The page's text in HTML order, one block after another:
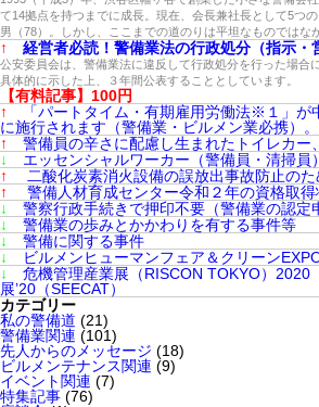
て14拠点を持つまでに成長。現在、会長兼社長として5つ
男（78）。しかし、ここまでの道のりは平坦なものではな
↑ 経営者必読！警備業法の行政処分（指示・
公安委員会は、警備業法に違反して行政処分を行った場合
具体的に示した上、３年間公表することとしています。
【有料記事】100円
↑
「パートタイム・有期雇用労働法※１」が
に施行されます（警備業・ビルメン業必携）。
↑
警備員の辛さに配慮し生まれたトイレカー
↓
エッセンシャルワーカー（警備員・清掃員
↑
二酸化炭素消火設備の誤放出事故防止のた
↑
警備人材育成センター令和２年の資格取得
↓
警察行政手続きで押印不要（警備業の認定
↓
警備業の歩みとかかわりを有する事件等
↓
警備に関する事件
↓
ビルメンヒューマンフェア＆クリーン
↓
危機管理産業展（RISCON TOKYO）
展’20（SEECAT）
カテゴリー
私の警備道 (21)
警備業関連 (101)
先人からのメッセージ (18)
ビルメンテナンス関連 (9)
イベント関連 (7)
特集記事 (76)